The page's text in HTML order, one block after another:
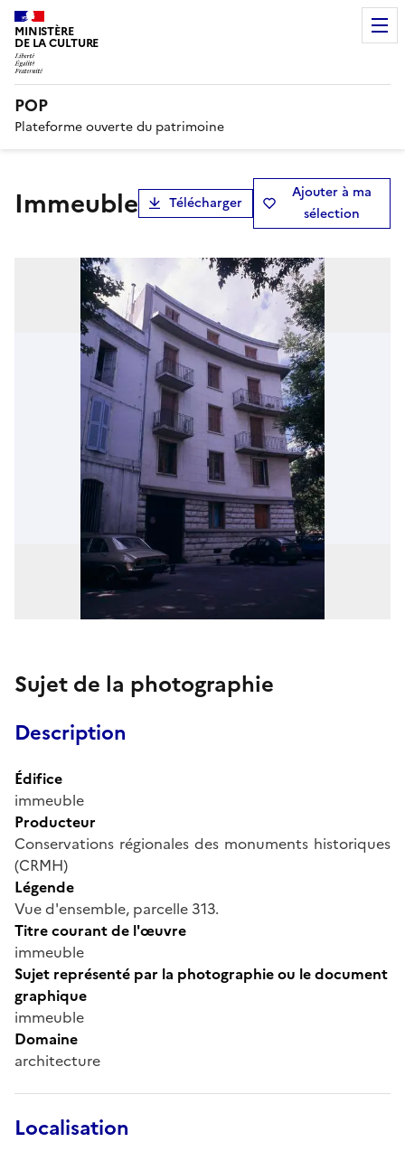
MINISTÈRE
DE LA CULTURE
POP
Plateforme ouverte du patrimoine
immeuble Télécharger
Ajouter à ma
sélection
Sujet de la photographie
Description
Édifice
immeuble
Producteur
Conservations régionales des monuments historiques
(CRMH)
Légende
Vue d'ensemble, parcelle 313.
Titre courant de l'œuvre
immeuble
Sujet représenté par la photographie ou le document
graphique
immeuble
Domaine
architecture
Localisation